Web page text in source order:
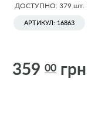
ДОСТУПНО: 379 шт.
АРТИКУЛ: 16863
359 00 грн